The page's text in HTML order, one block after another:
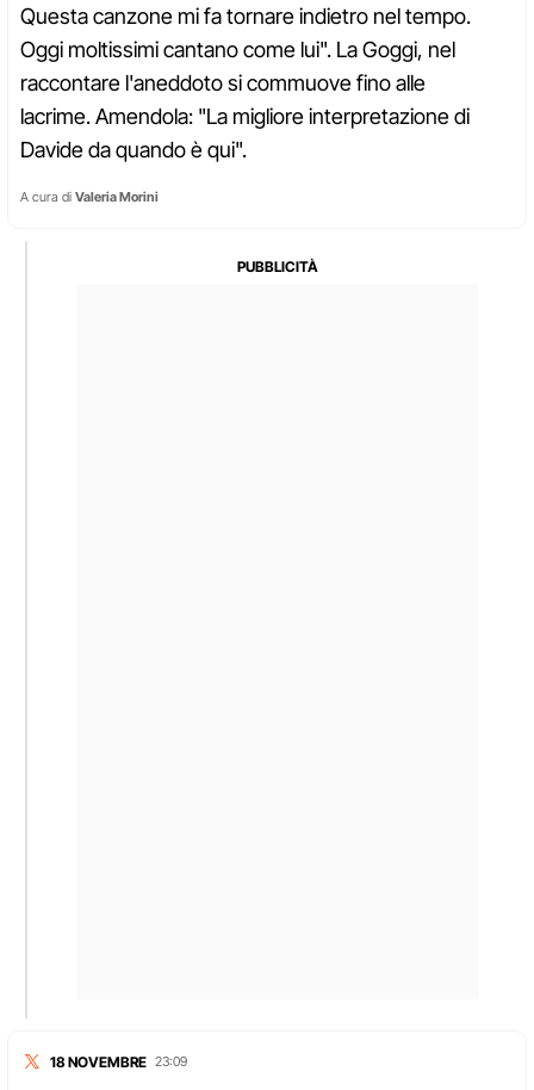
Questa canzone mi fa tornare indietro nel tempo.
Oggi moltissimi cantano come lui". La Goggi, nel
raccontare l'aneddoto si commuove fino alle
lacrime. Amendola: "La migliore interpretazione di
Davide da quando è qui".
A cura di Valeria Morini
18 NOVEMBRE 23:09